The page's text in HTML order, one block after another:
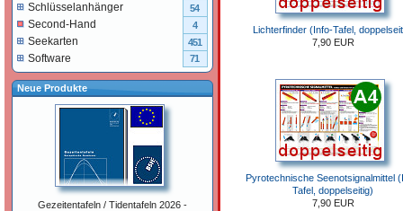
Lichterfinder (Info-Tafel,
7,90 EUR
Pyrotechnische Seenotsignalmittel
Tafel, doppelseitig)
7,90 EUR
Schlüsselanhänger 54
Second-Hand 4
Seekarten 451
Software 71
Neue Produkte
Gezeitentafeln / Tidentafeln 2026 -